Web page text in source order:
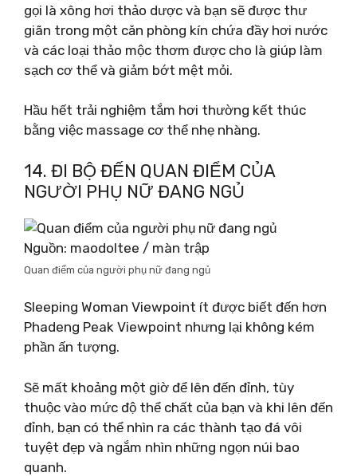
gọi là xông hơi thảo dược và bạn sẽ được thư
giãn trong một căn phòng kín chứa đầy hơi nước
và các loại thảo mộc thơm được cho là giúp làm
sạch cơ thể và giảm bớt mệt mỏi.
Hầu hết trải nghiệm tắm hơi thường kết thúc
bằng việc massage cơ thể nhẹ nhàng.
14. ĐI BỘ ĐẾN QUAN ĐIỂM CỦA
NGƯỜI PHỤ NỮ ĐANG NGỦ
Nguồn: maodoltee / màn trập
Quan điểm của người phụ nữ đang ngủ
Sleeping Woman Viewpoint ít được biết đến hơn
Phadeng Peak Viewpoint nhưng lại không kém
phần ấn tượng.
Sẽ mất khoảng một giờ để lên đến đỉnh, tùy
thuộc vào mức độ thể chất của bạn và khi lên đến
đỉnh, bạn có thể nhìn ra các thành tạo đá vôi
tuyệt đẹp và ngắm nhìn những ngọn núi bao
quanh.